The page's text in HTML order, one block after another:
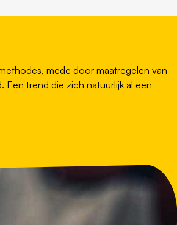
mede door maatregelen van
trend die zich natuurlijk al een